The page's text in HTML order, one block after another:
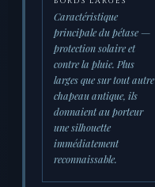
Caractéristique
principale du pétase —
protection solaire et
contre la pluie. Plus
larges que sur tout autre
chapeau antique, ils
donnaient au porteur
une silhouette
immédiatement
reconnaissable.